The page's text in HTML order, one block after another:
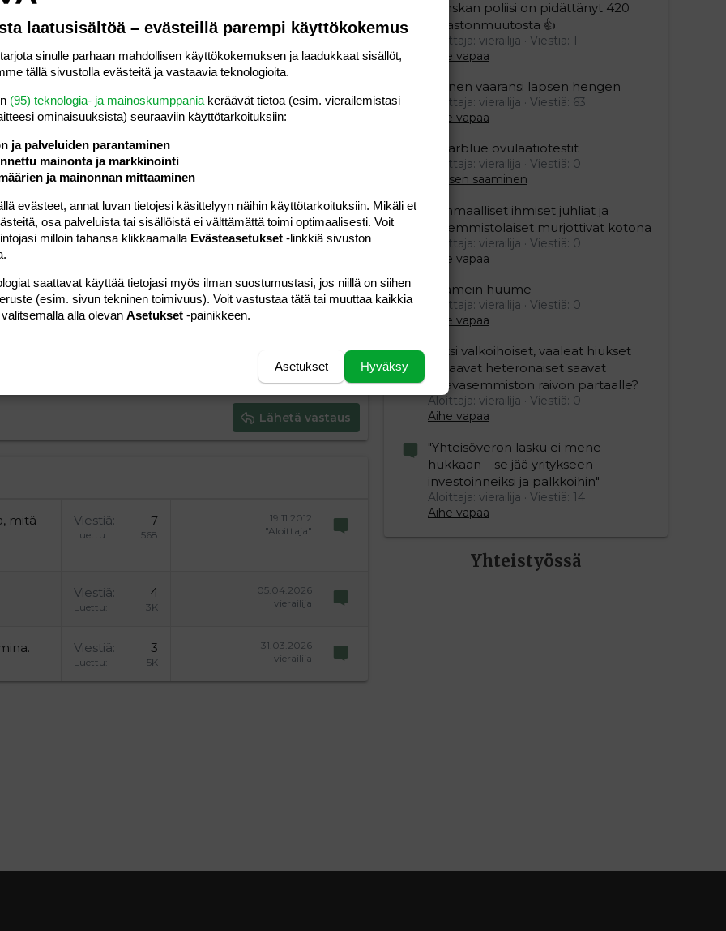
ihan vaan suututtaakseen äitiä, jos tyttö on sylissä ja
sitten maahan ja lähden pois hänen luotaan.
että ei saa lyödä...vaikka heti perään läpsäsee uudestaan
siis huomio tyttöä hetkeen, kun on ollut tuhma, eipä tuo
editoriin…lista
vasemmalle
Paragraph format
2
Lisää hyperlinkki
Lisää kuva
Laajennettuun editoriin…KumoaLaajennettuun editoriin…
Esikatsele
Lähetä vastaus
mitä
Viestiä 7
Luettu 568
19.11.2012
"Aloittaja"
Viestiä 4
Luettu 3K
05.04.2026
vierailija
Viestiä 3
Luettu 5K
31.03.2026
vierailija
Ranskan poliisi on pidättänyt 420
ilmastonmuutosta 👍
Aloittaja: vierailija
Viestiä: 1
Aihe vapaa
Nainen vaaransi lapsen hengen
Aloittaja: vierailija
Viestiä: 63
Aihe vapaa
Clearblue ovulaatiotestit
Aloittaja: vierailija
Viestiä: 0
Lapsen saaminen
Isänmaalliset ihmiset juhliat ja
vasemmistolaiset murjottivat kotona
Aloittaja: vierailija
Viestiä: 0
Aihe vapaa
Kaamein huume
Aloittaja: vierailija
Viestiä: 0
Aihe vapaa
Miksi valkoihoiset, vaaleat hiukset
omaavat heteronaiset saavat
vihavasemmiston raivon partaalle?
Aloittaja: vierailija
Viestiä: 0
Aihe vapaa
"Yhteisöveron lasku ei mene
hukkaan – se jää yritykseen
investoinneiksi ja palkkoihin"
Aloittaja: vierailija
Viestiä: 14
Aihe vapaa
Yhteistyössä
laatusisältöä – evästeillä parempi käyttökokemus
sinulle parhaan mahdollisen käyttökokemuksen ja laadukkaat sisällöt,
tällä sivustolla evästeitä ja vastaavia teknologioita.
(95) teknologia- ja mainoskumppania keräävät tietoa (esim. vierailemis­tasi
ominaisuuk­sista) seuraaviin käyttötarkoituksiin:
ja palveluiden parantaminen
mainonta ja markkinointi
ja mainonnan mittaaminen
evästeet, annat luvan tietojesi käsittelyyn näihin käyttötarkoituksiin. Mikäli et
osa palveluista tai sisällöistä ei välttämättä toimi optimaalisesti. Voit
milloin tahansa klikkaamalla Evästeasetukset -linkkiä sivuston
saattavat käyttää tietojasi myös ilman suostumustasi, jos niillä on siihen
(esim. sivun tekninen toimivuus). Voit vastustaa tätä tai muuttaa kaikkia
alla olevan Asetukset -painikkeen.
Hyväksy
Asetukset